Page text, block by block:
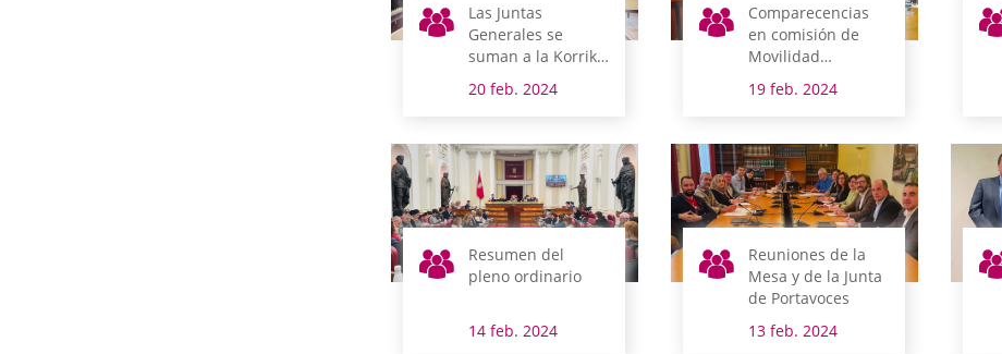
Las Juntas
Generales se
suman a la Korrika
Vitoria-Gasteiz
20 feb. 2024
Comparecencias
en comisión de
Movilidad
Infraestructuras
19 feb. 2024
Resumen del
pleno ordinario
14 feb. 2024
Reuniones de la
Mesa y de la Junta
de Portavoces
13 feb. 2024